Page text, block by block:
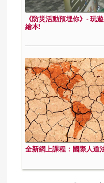
《防災活動預埋你》- 玩
繪本!
全新網上課程：國際人道